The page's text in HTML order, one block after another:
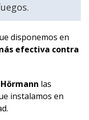
disponemos en
efectiva contra
las
instalamos en